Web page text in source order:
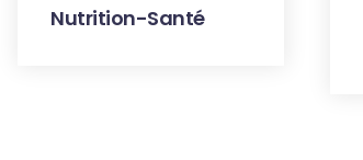
Nutrition-Santé